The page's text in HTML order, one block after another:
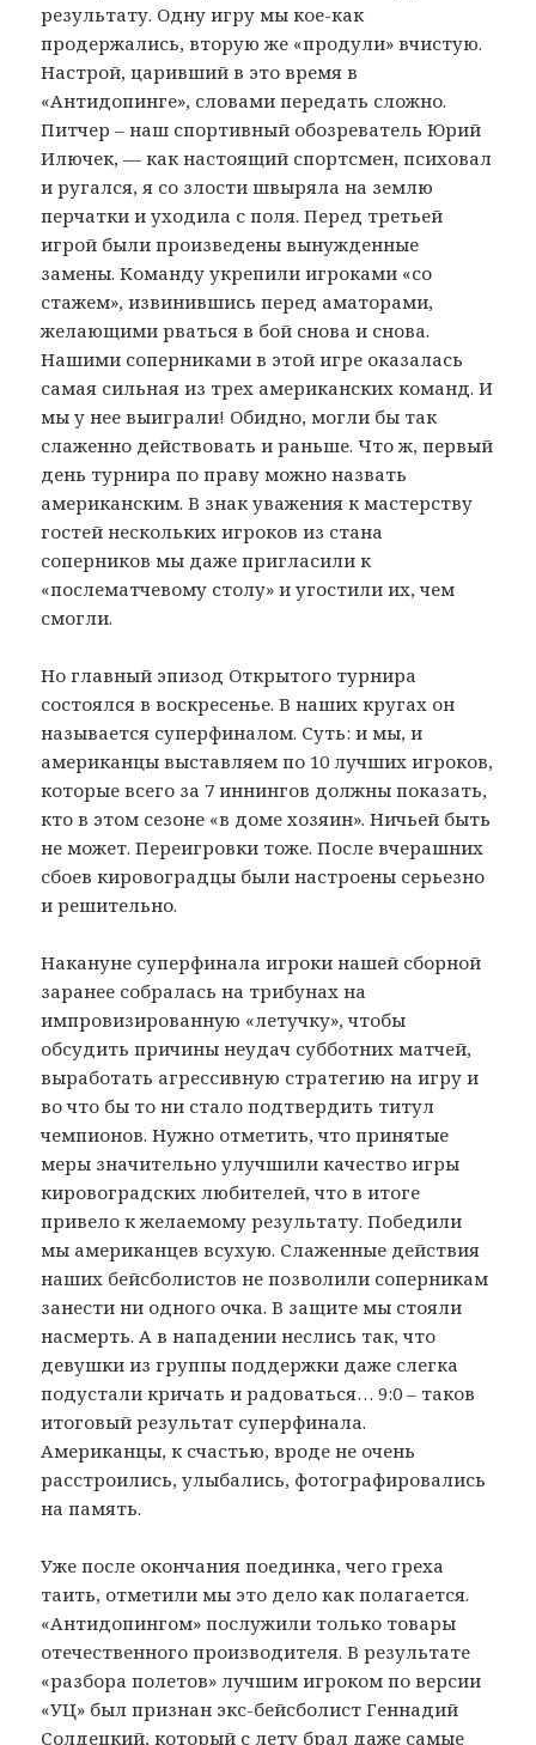
результату. Одну игру мы кое-как
продержались, вторую же «продули» вчистую.
Настрой, царивший в это время в
«Антидопинге», словами передать сложно.
Питчер – наш спортивный обозреватель Юрий
Илючек, — как настоящий спортсмен, психовал
и ругался, я со злости швыряла на землю
перчатки и уходила с поля. Перед третьей
игрой были произведены вынужденные
замены. Команду укрепили игроками «со
стажем», извинившись перед аматорами,
желающими рваться в бой снова и снова.
Нашими соперниками в этой игре оказалась
самая сильная из трех американских команд. И
мы у нее выиграли! Обидно, могли бы так
слаженно действовать и раньше. Что ж, первый
день турнира по праву можно назвать
американским. В знак уважения к мастерству
гостей нескольких игроков из стана
соперников мы даже пригласили к
«послематчевому столу» и угостили их, чем
смогли.
Но главный эпизод Открытого турнира
состоялся в воскресенье. В наших кругах он
называется суперфиналом. Суть: и мы, и
американцы выставляем по 10 лучших игроков,
которые всего за 7 иннингов должны показать,
кто в этом сезоне «в доме хозяин». Ничьей быть
не может. Переигровки тоже. После вчерашних
сбоев кировоградцы были настроены серьезно
и решительно.
Накануне суперфинала игроки нашей сборной
заранее собралась на трибунах на
импровизированную «летучку», чтобы
обсудить причины неудач субботних матчей,
выработать агрессивную стратегию на игру и
во что бы то ни стало подтвердить титул
чемпионов. Нужно отметить, что принятые
меры значительно улучшили качество игры
кировоградских любителей, что в итоге
привело к желаемому результату. Победили
мы американцев всухую. Слаженные действия
наших бейсболистов не позволили соперникам
занести ни одного очка. В защите мы стояли
насмерть. А в нападении неслись так, что
девушки из группы поддержки даже слегка
подустали кричать и радоваться… 9:0 – таков
итоговый результат суперфинала.
Американцы, к счастью, вроде не очень
расстроились, улыбались, фотографировались
на память.
Уже после окончания поединка, чего греха
таить, отметили мы это дело как полагается.
«Антидопингом» послужили только товары
отечественного производителя. В результате
«разбора полетов» лучшим игроком по версии
«УЦ» был признан экс-бейсболист Геннадий
Солдецкий, который с лету брал даже самые